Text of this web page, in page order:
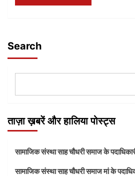
Search
ताज़ा ख़बरें और हालिया पोस्ट्स
सामाजिक संस्था साह चौधरी समाज के
सामाजिक संस्था साह चौधरी समाज मां के